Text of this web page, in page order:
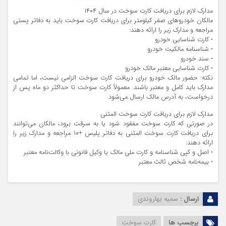
مدارک لازم برای دریافت کارت سوخت در سال ۱۴۰۴
مالکان خودروهای صفر کیلومتر برای دریافت کارت سوخت باید به دفاتر پستی
مراجعه و مدارک زیر را ارائه دهند:
• کارت شناسایی خودرو
• شناسنامه مالکیت خودرو
• سند خودرو
• کارت شناسایی معتبر مالک خودرو
نکته: حضور مالک خودرو برای دریافت کارت سوخت الزامی نیست، اما تمامی
مدارک باید کامل و معتبر باشند. معمولاً کارت سوخت تا حداکثر دو ماه پس از
درخواست، به آدرس مالک ارسال می‌شود.
مدارک لازم برای دریافت کارت سوخت المثنی
در صورتی که کارت سوخت مفقود شود یا به سرقت برود، مالکان می‌توانند
برای دریافت کارت سوخت المثنی به دفاتر پلیس +۱۰ مراجعه و مدارک زیر را
ارائه دهند:
• اصل و کپی شناسنامه و کارت ملی مالک یا وکیل قانونی با وکالت‌نامه معتبر
• بیمه‌نامه شخص ثالث معتبر
ارسال : سمیه بهاروندی
برچسب ها کارت سوخت